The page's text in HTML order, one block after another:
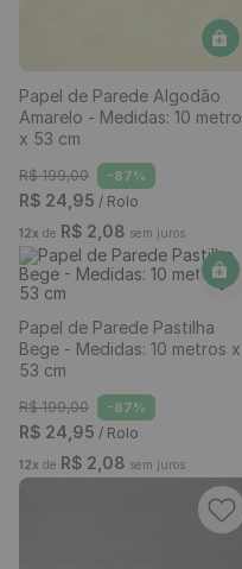
Amarelo - Medidas: 10 metros
x 53 cm
-87%
R$ 24,95 / Rolo
R$